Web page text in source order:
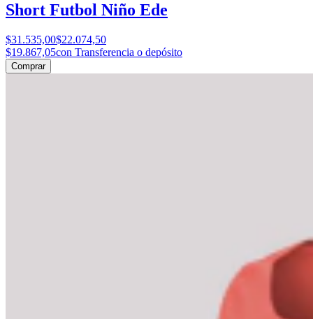
Short Futbol Niño Ede
$31.535,00$22.074,50
$19.867,05con Transferencia o depósito
Comprar